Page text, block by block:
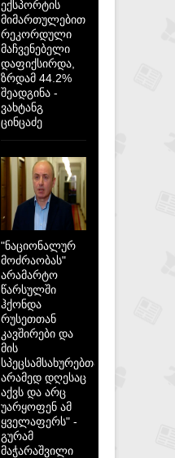
ექსპორტის
მიმართულებით
რეკორდული
მაჩვენებელი
დაფიქსირდა,
ზრდამ 44.2%
შეადგინა -
ვახტანგ
ცინცაძე
"ნაციონალურ
მოძრაობას"
არამარტო
წარსულში
ჰქონდა
რუსეთთან
კავშირები და
მის
სპეცსამსახურებთან,
არამედ დღესაც
აქვს და არც
უარყოფენ ამ
ყველაფერს" -
გურამ
მაჭარაშვილი